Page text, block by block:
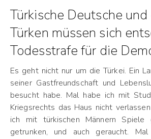
Türkische Deutsche
Türken müssen sich
Todesstrafe für die
Es geht nicht nur um die Türkei. Ein
seiner Gastfreundschaft und
besucht habe. Mal habe ich mit
Kriegsrechts das Haus nicht
ich mit türkischen Männern Spiele
getrunken, und auch geraucht.